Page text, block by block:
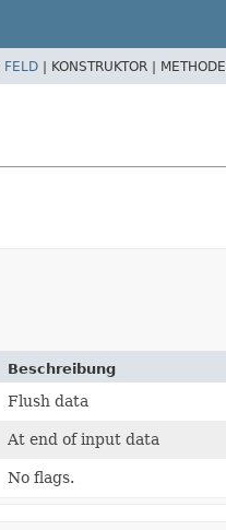
FELD | KONSTRUKTOR | METHODE
Beschreibung
Flush data
At end of input data
No flags.